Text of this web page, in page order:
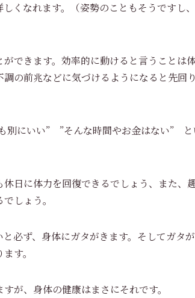
くなれます。（姿勢のこともそうですし
できます。効率的に動けると言うことは
の前兆などに気づけるようになると先回
別にいい” ”そんな時間やお金はない” と
日に体力を回復できるでしょう、また、
しょう。
必ず、身体にガタがきます。そしてガタ
す。
が、身体の健康はまさにそれです。